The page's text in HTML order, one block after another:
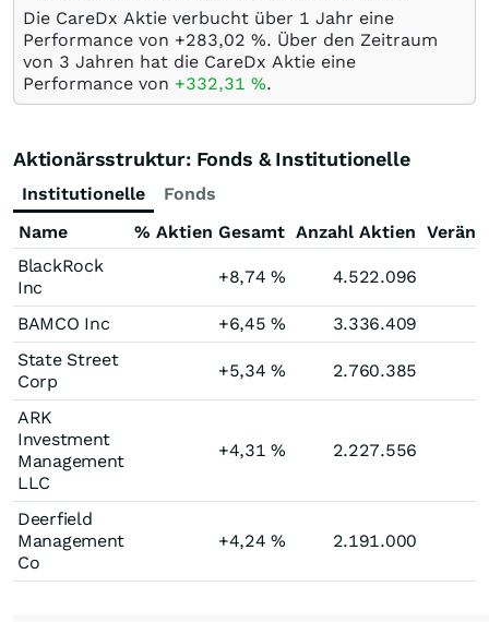
Die CareDx Aktie verbucht über 1 Jahr eine
Performance von +283,02 %. Über den Zeitraum
von 3 Jahren hat die CareDx Aktie eine
Performance von +332,31 %.
Aktionärsstruktur: Fonds & Institutionelle
Institutionelle
Fonds
Name
% Aktien Gesamt Anzahl Aktien
BlackRock
Inc
+8,74% 4.522.096
BAMCO Inc +6,45%
3.336.409
State Street
Corp
+5,34% 2.760.385
ARK
Investment
Management
LLC
+4,31% 2.227.556
Deerfield
Management
Co
+4,24% 2.191.000